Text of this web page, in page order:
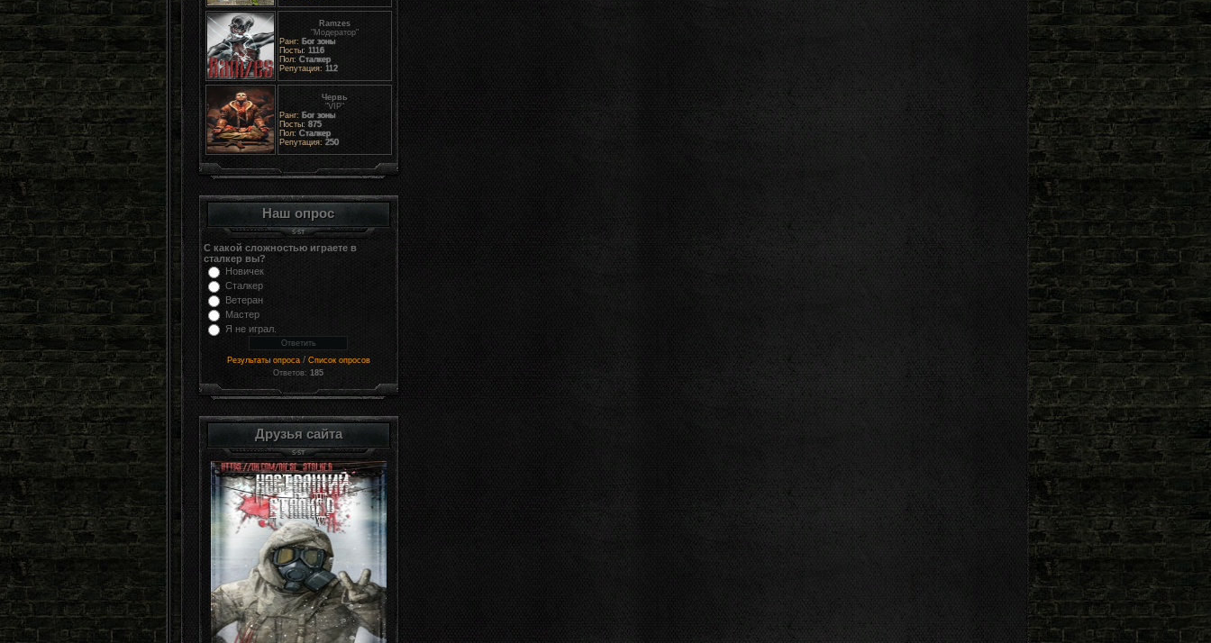
Ramzes
"Модератор"
Ранг: Бог зоны
Посты: 1116
Пол: Сталкер
Репутация: 112
Червь
"VIP"
Ранг: Бог зоны
Посты: 875
Пол: Сталкер
Репутация: 250
Наш опрос
С какой сложностью играете в
сталкер вы?
Новичек
Сталкер
Ветеран
Мастер
Я не играл.
Результаты опроса/ Список опросов
Ответов: 185
Друзья сайта